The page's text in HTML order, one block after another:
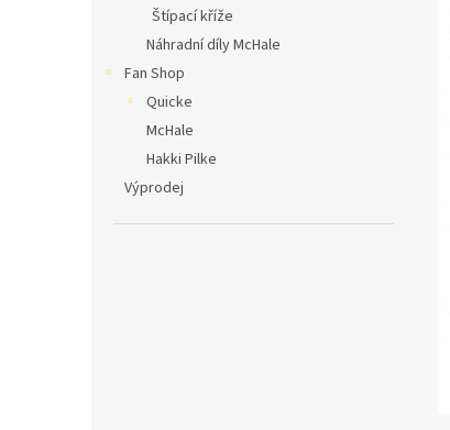
Štípací kříže
Náhradní díly McHale
Fan Shop
Quicke
McHale
Hakki Pilke
Výprodej